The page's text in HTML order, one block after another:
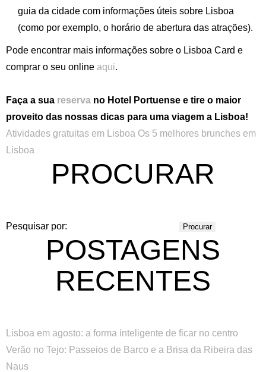
guia da cidade com informações úteis sobre Lisboa
(como por exemplo, o horário de abertura das atrações).
Pode encontrar mais informações sobre o Lisboa Card e
comprar o seu online aqui.
Faça a sua reserva no Hotel Portuense e tire o maior
proveito das nossas dicas para uma viagem a Lisboa!
Atividades gratuitas em Lisboa Os 5 melhores brunches em
Lisboa
PROCURAR
Pesquisar por:
POSTAGENS
RECENTES
Lisboa em agosto: a forma inteligente de ficar no centro
Verão no Tejo: Passeios de Barco e a Brisa da Ribeira das
Naus